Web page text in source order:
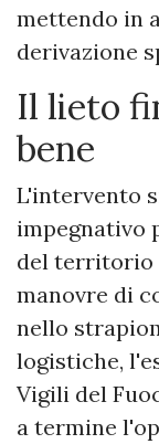
mettendo in
derivazione
​Il lieto
bene
L'intervento
impegnativo
del territorio
manovre di
nello
logistiche,
Vigili del
a termine